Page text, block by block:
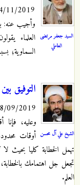
السيد جعفر مرتضى
العاملي
2019 - 06:00
وأجيب عنه:
العلماء
السماوية؛
الشيخ علي آل محسن
التوفيق
09/2019 - 06:00
وعليه،
أوقات
تهمل الخطابة كليا بحيث
تجعل جل اهتمامك
العلم.